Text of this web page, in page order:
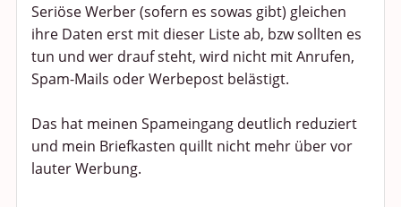
Seriöse Werber (sofern es sowas gibt) gleichen
ihre Daten erst mit dieser Liste ab, bzw sollten es
tun und wer drauf steht, wird nicht mit Anrufen,
Spam-Mails oder Werbepost belästigt.
Das hat meinen Spameingang deutlich reduziert
und mein Briefkasten quillt nicht mehr über vor
lauter Werbung.